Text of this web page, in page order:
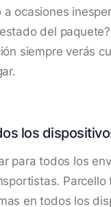
a ocasiones
del
siempre verás
los
para todos los
Parcello
en todos los